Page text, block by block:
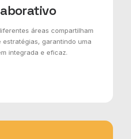
áreas compartilham
estratégias, garantindo uma
integrada e eficaz.